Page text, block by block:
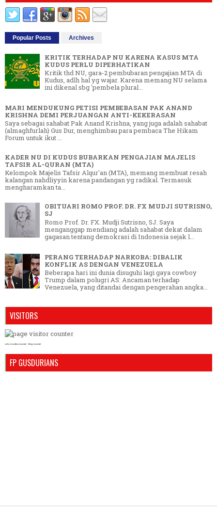
Popular Posts Archives
KRITIK TERHADAP NU KARENA KASUS MTA
KUDUS PERLU DIPERHATIKAN
Kritik thd NU, gara-2 pembubaran pengajian MTA di
Kudus, adlh hal yg wajar. Karena memang NU selama
ini dikenal sbg 'pembela plural...
MARI MENDUKUNG PETISI PEMBEBASAN PAK ANAND
KRISHNA DEMI PERJUANGAN ANTI-KEKERASAN
Saya sebagai sahabat Pak Anand Krishna, yang juga adalah sahabat
(almaghfurlah) Gus Dur, menghimbau para pembaca The Hikam
Forum untuk ikut ...
KADER NU DI KUDUS BUBARKAN PENGAJIAN MAJELIS
TAFSIR AL-QURAN (MTA)
Kelompok Majelis Tafsir Alqur'an (MTA), memang membuat resah
kalangan nahdliyyin karena pandangan yg radikal. Termasuk
mengharamkan ta...
OBITUARI ROMO PROF. DR. FX MUDJI SUTRISNO,
SJ
Romo Prof. Dr. FX. Mudji Sutrisno, SJ. Saya
menganggap mendiang adalah sahabat dekat dalam
gagasan tentang demokrasi di Indonesia sejak l...
PERANG TERHADAP NARKOBA: DIBALIK
KONFLIK AS DENGAN VENEZUELA
Beberapa hari ini dunia disuguhi lagi gaya cowboy
Trump dalam polugri AS: Ancaman terhadap
Venezuela, yang ditandai dengan pengerahan angka...
VISITORS
who is online counter blog counter
FP GUSDURIANS